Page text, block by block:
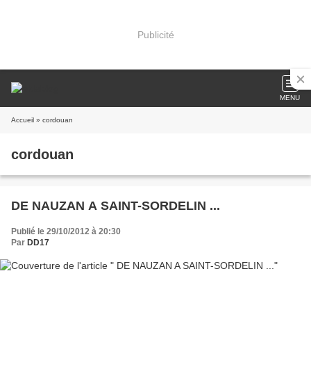
Publicité
MENU
Accueil » cordouan
cordouan
DE NAUZAN A SAINT-SORDELIN ...
Publié le 29/10/2012 à 20:30
Par DD17